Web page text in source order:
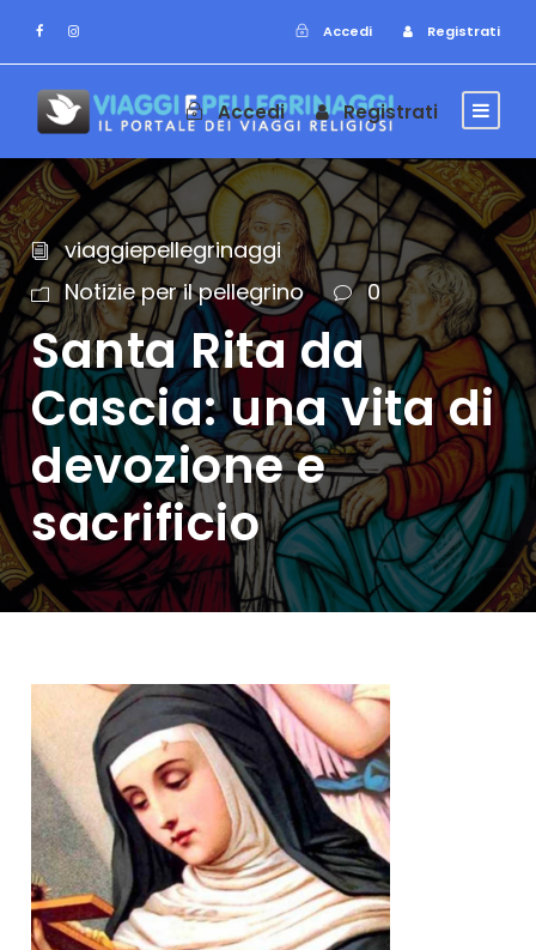
Accedi Registrati
Accedi Registrati
viaggiepellegrinaggi
Notizie per il pellegrino
0
Santa Rita da
Cascia: una vita di
devozione e
sacrificio